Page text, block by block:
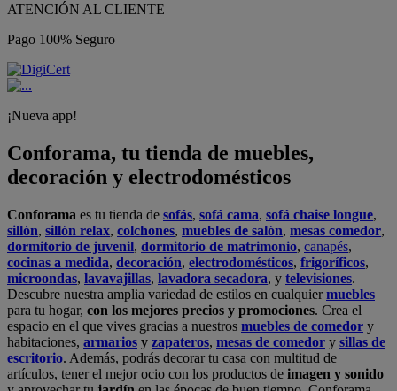
ATENCIÓN AL CLIENTE
Pago 100% Seguro
¡Nueva app!
Conforama, tu tienda de muebles,
decoración y electrodomésticos
Conforama es tu tienda de sofás, sofá cama, sofá chaise longue,
sillón, sillón relax, colchones, muebles de salón, mesas comedor,
dormitorio de juvenil, dormitorio de matrimonio, canapés,
cocinas a medida, decoración, electrodomésticos, frigoríficos,
microondas, lavavajillas, lavadora secadora, y televisiones.
Descubre nuestra amplia variedad de estilos en cualquiermuebles
para tu hogar, con los mejores precios y promociones. Crea el
espacio en el que vives gracias a nuestros muebles de comedor y
habitaciones, armarios y zapateros, mesas de comedor y sillas de
escritorio. Además, podrás decorar tu casa con multitud de
artículos, tener el mejor ocio con los productos de imagen y sonido